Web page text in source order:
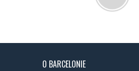
O BARCELONIE